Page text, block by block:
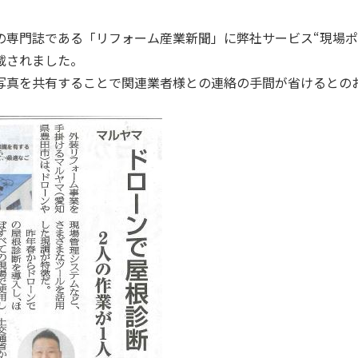
専門誌である「リフォーム産業新聞 」に弊社サービス“現場
れました。
を共有することで関連業者様との連絡の手間が省けると